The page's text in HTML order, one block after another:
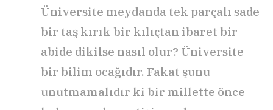
Üniversite meydanda tek parçalı sade
bir taş kırık bir kılıçtan ibaret bir
abide dikilse nasıl olur? Üniversite
bir bilim ocağıdır. Fakat şunu
unutmamalıdır ki bir millette önce